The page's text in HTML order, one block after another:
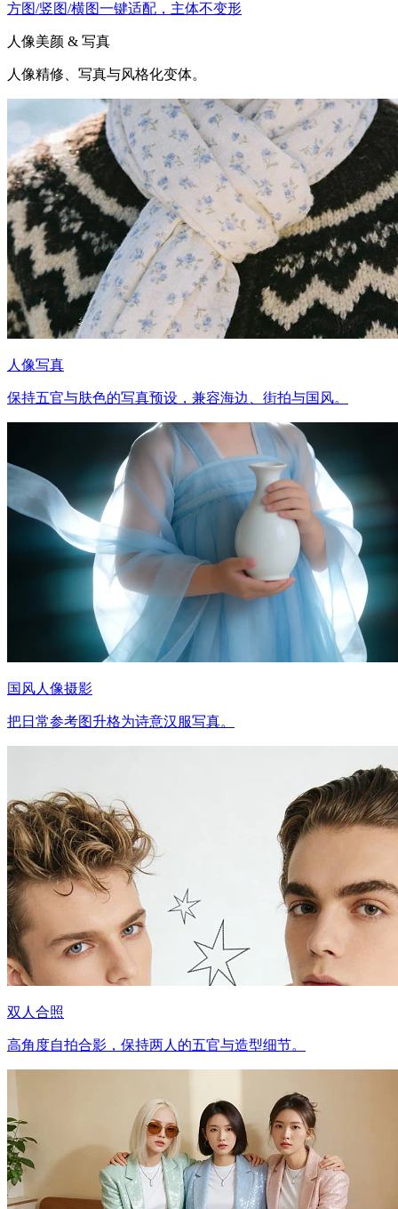
方图/竖图/横图一键适配，主体不变形
人像美颜 & 写真
人像精修、写真与风格化变体。
人像写真
保持五官与肤色的写真预设，兼容海边、街拍与国风。
国风人像摄影
把日常参考图升格为诗意汉服写真。
双人合照
高角度自拍合影，保持两人的五官与造型细节。